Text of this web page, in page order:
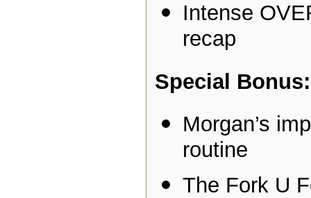
Intense
recap
Special Bonus:
Morgan’s
routine
The Fork U